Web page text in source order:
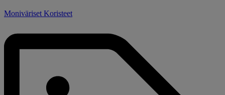
Moniväriset Koristeet